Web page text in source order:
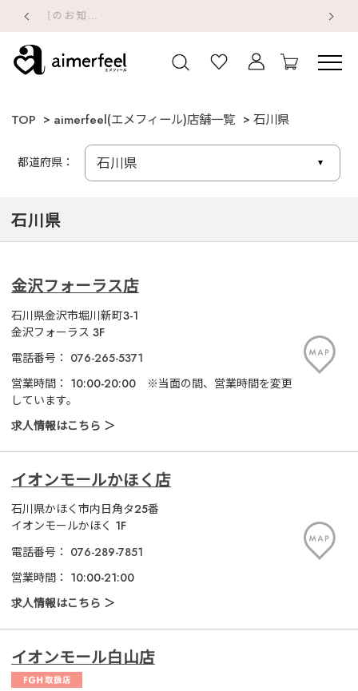
デジタルギフトサー
TOP aimerfeel(エメフィール)店舗一覧 石川県
都道府県：
石川県
金沢フォーラス店
石川県金沢市堀川新町3-1
金沢フォーラス 3F
電話番号： 076-265-5371
営業時間： 10:00-20:00　※当面の間、営業時間を変更
しています。
求人情報はこちら
イオンモールかほく店
石川県かほく市内日角タ25番
イオンモールかほく 1F
電話番号： 076-289-7851
営業時間： 10:00-21:00
求人情報はこちら
イオンモール白山店